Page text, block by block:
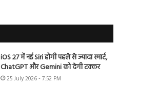
iOS 27 में नई Siri होगी पहले से ज्यादा स्मार्ट,
ChatGPT और Gemini को देगी टक्कर
25 July 2026 - 7:52 PM